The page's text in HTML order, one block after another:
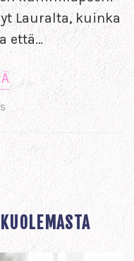
Lauralta, kuinka
että…